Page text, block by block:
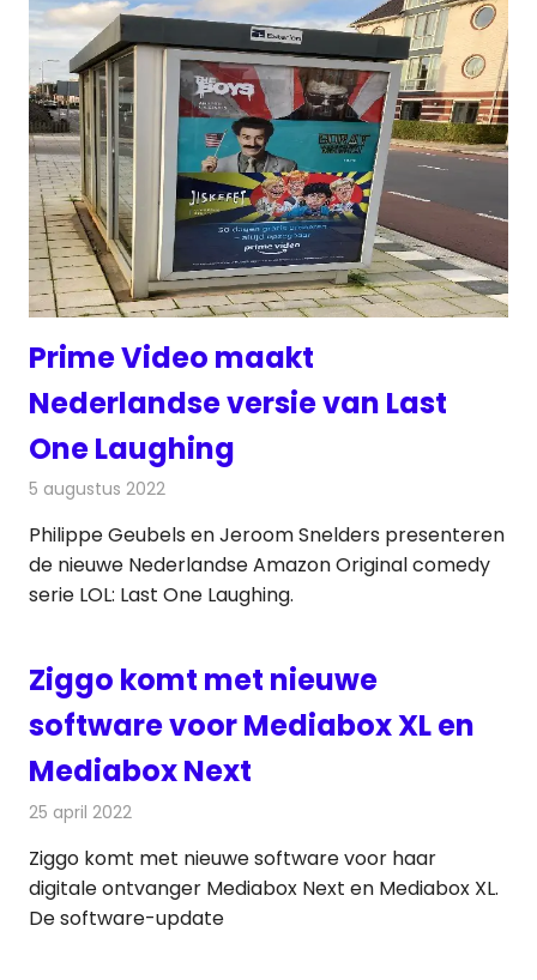
Prime Video maakt
Nederlandse versie van Last
One Laughing
5 augustus 2022
Philippe Geubels en Jeroom Snelders presenteren
de nieuwe Nederlandse Amazon Original comedy
serie LOL: Last One Laughing.
Ziggo komt met nieuwe
software voor Mediabox XL en
Mediabox Next
25 april 2022
Ziggo komt met nieuwe software voor haar
digitale ontvanger Mediabox Next en Mediabox XL.
De software-update